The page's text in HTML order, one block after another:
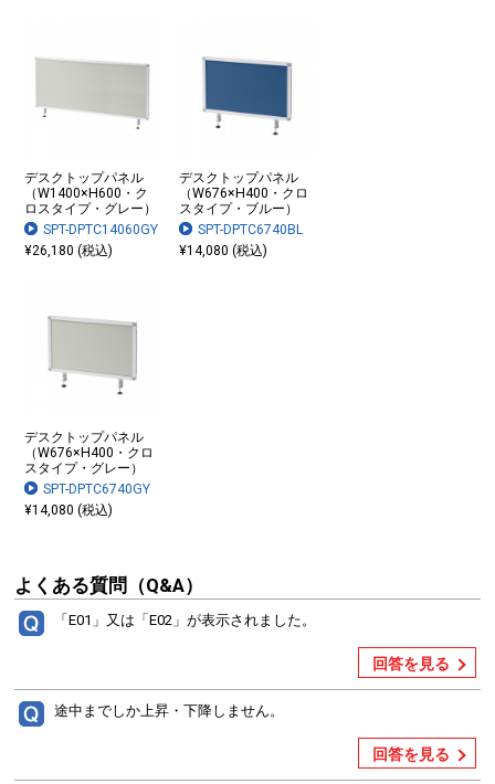
デスクトップパネル
（W1400×H600・ク
ロスタイプ・グレー）
SPT-DPTC14060GY
¥26,180 (税込)
デスクトップパネル
（W676×H400・クロ
スタイプ・ブルー）
SPT-DPTC6740BL
¥14,080 (税込)
デスクトップパネル
（W676×H400・クロ
スタイプ・グレー）
SPT-DPTC6740GY
¥14,080 (税込)
よくある質問（Q&A）
「E01」又は「E02」が表示されました。
回答を見る
途中までしか上昇・下降しません。
回答を見る